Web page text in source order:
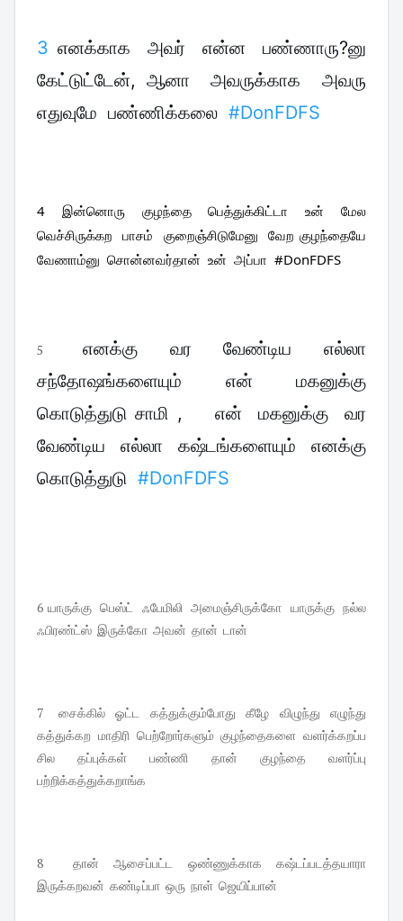
3 எனக்காக  அவர்  என்ன  பண்ணாரு?னு
கேட்டுட்டேன், ஆனா  அவருக்காக  அவரு
எதுவுமே  பண்ணிக்கலை #DonFDFS
4  இன்னொரு  குழந்தை  பெத்துக்கிட்டா  உன்  மேல
வெச்சிருக்கற  பாசம்  குறைஞ்சிடுமேனு  வேற குழந்தையே
வேணாம்னு  சொன்னவர்தான்  உன்  அப்பா #DonFDFS
5 எனக்கு  வர  வேண்டிய  எல்லா
சந்தோஷங்களையும்  என்  மகனுக்கு
கொடுத்துடு சாமி ,    என்  மகனுக்கு  வர
வேண்டிய  எல்லா  கஷ்டங்களையும்  எனக்கு
கொடுத்துடு #DonFDFS
6 யாருக்கு  பெஸ்ட்  ஃபேமிலி  அமைஞ்சிருக்கோ  யாருக்கு  நல்ல
ஃபிரண்ட்ஸ்  இருக்கோ  அவன்  தான்  டான்
7   சைக்கில்  ஓட்ட  கத்துக்கும்போது  கீழே  விழுந்து  எழுந்து
கத்துக்கற  மாதிரி  பெற்றோர்களும்  குழந்தைகளை  வளர்க்கறப்ப
சில  தப்புக்கள்  பண்ணி  தான்  குழந்தை  வளர்ப்பு
பற்றிக்கத்துக்கறாங்க
8    தான்  ஆசைப்பட்ட  ஒண்ணுக்காக  கஷ்டப்படத்தயாரா
இருக்கறவன்  கண்டிப்பா  ஒரு  நாள்  ஜெயிப்பான்